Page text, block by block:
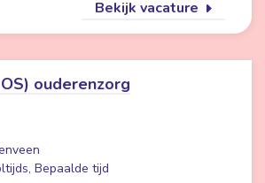
Bekijk vacature
ouderenzorg
Bepaalde tijd